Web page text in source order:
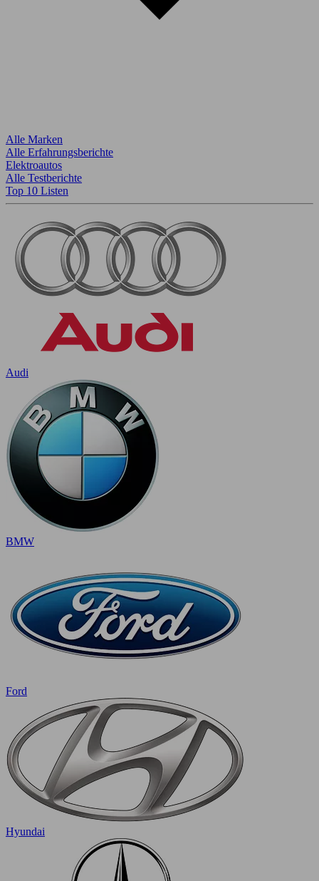
Alle Marken
Alle Erfahrungsberichte
Elektroautos
Alle Testberichte
Top 10 Listen
Audi
BMW
Ford
Hyundai